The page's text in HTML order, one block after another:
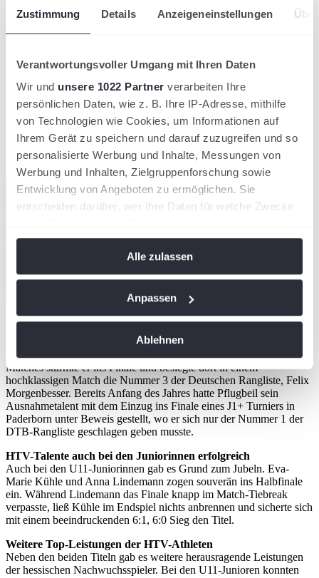
Zustimmung Details Anzeigeneinstellungen
Verantwortungsvoller Umgang mit Ihren Daten
Wir und unsere 1022 Partner verarbeiten Ihre
persönlichen Daten, wie z. B. Ihre IP-Adresse, mithilfe
von Technologien wie Cookies, um Informationen auf
Ihrem Gerät zu speichern und darauf zuzugreifen und so
personalisierte Werbung und Inhalte, Messungen von
Werbung und Inhalten, Zielgruppenforschung sowie
Entwicklung von Angeboten zu ermöglichen. Sie
entscheiden darüber, wer Ihre Daten für welche Zwecke
Cookie-Erklärung oder durch Klicken auf das Privacy
Trigger Symbol ändern oder widerrufen
Wenn Sie es erlauben, würden wir auch gerne:
bestimmten Merkmalen (Fingerprinting) identifizieren
Erfahren Sie mehr darüber, wie Ihre persönlichen Daten
verarbeitet werden, und legen Sie Ihre Präferenzen im
Abschnitt Einzelheitenfest.
Wir verwenden Cookies, um Inhalte und Anzeigen zu
personalisieren, Funktionen für soziale Medien anbieten
zu können und die Zugriffe auf unsere Website zu
analysieren. Außerdem geben wir Informationen zu Ihrer
Verwendung unserer Website an unsere Partner für
soziale Medien, Werbung und Analysen weiter. Unsere
Partner führen diese Informationen möglicherweise mit
Alle zulassen
Anpassen
Ablehnen
HTV-Talente dominieren
Süddeutsches Sichtungsturnier
in Stuttgart
Die baden-württembergische Landeshauptstadt Stuttgart war am
vergangenen Wochenende Schauplatz des Süddeutschen
Sichtungsturniers der Altersklassen U11 und U12. In einem
hochkarätigen Teilnehmerfeld zeigten die hessischen Talente ihr
Können und kehrten mit zwei Titeln im Gepäck nach Hause zurück.
Nachwuchsförderung
Hessischer Tennis-Verband
Julian Pflugbeil (HTV) dominierte das Teilnehmerfeld der U12-
Junioren nach Belieben. Mit lediglich einem Satzverlust in fünf
Matches stürmte er ins Finale und besiegte dort in einem
hochklassigen Match die Nummer 3 der Deutschen Rangliste, Felix
Morgenbesser. Bereits Anfang des Jahres hatte Pflugbeil sein
Ausnahmetalent mit dem Einzug ins Finale eines J1+ Turniers in
Paderborn unter Beweis gestellt, wo er sich nur der Nummer 1 der
DTB-Rangliste geschlagen geben musste.
HTV-Talente auch bei den Juniorinnen erfolgreich
Auch bei den U11-Juniorinnen gab es Grund zum Jubeln. Eva-
Marie Kühle und Anna Lindemann zogen souverän ins Halbfinale
ein. Während Lindemann das Finale knapp im Match-Tiebreak
verpasste, ließ Kühle im Endspiel nichts anbrennen und sicherte sich
mit einem beeindruckenden 6:1, 6:0 Sieg den Titel.
Weitere Top-Leistungen der HTV-Athleten
Neben den beiden Titeln gab es weitere herausragende Leistungen
der hessischen Nachwuchsspieler. Bei den U11-Junioren konnten